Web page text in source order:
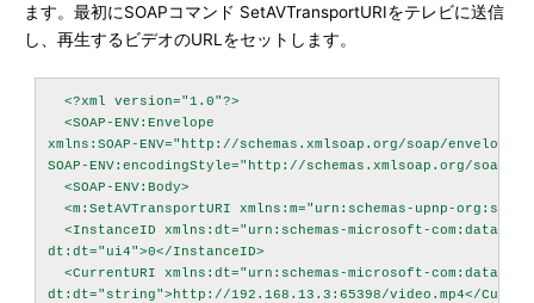
ます。最初にSOAPコマンド SetAVTransportURIをテレビに送信
し、再生するビデオのURLをセットします。
  <?xml version="1.0"?>
  <SOAP-ENV:Envelope
xmlns:SOAP-ENV="http://schemas.xmlsoap.org/soap/envelope/"
SOAP-ENV:encodingStyle="http://schemas.xmlsoap.org/soap/
  <SOAP-ENV:Body>
<m:SetAVTransportURI xmlns:m="urn:schemas-upnp-
<InstanceID xmlns:dt="urn:schemas-microsoft-
dt:dt="ui4">0</InstanceID>
<CurrentURI xmlns:dt="urn:schemas-microsoft-
dt:dt="string">http://192.168.13.3:65398/video.mp4</